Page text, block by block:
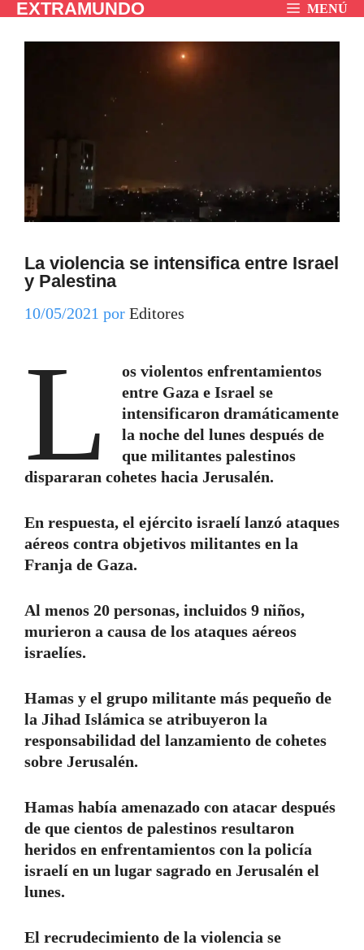
SaltarEXTRAMUNDO MENÚ
La violencia se intensifica entre Israel
y Palestina
10/05/2021 por Editores
L
os violentos enfrentamientos
entre Gaza e Israel se
intensificaron dramáticamente
la noche del lunes después de
que militantes palestinos
dispararan cohetes hacia Jerusalén.
En respuesta, el ejército israelí lanzó ataques
aéreos contra objetivos militantes en la
Franja de Gaza.
Al menos 20 personas, incluidos 9 niños,
murieron a causa de los ataques aéreos
israelíes.
Hamas y el grupo militante más pequeño de
la Jihad Islámica se atribuyeron la
responsabilidad del lanzamiento de cohetes
sobre Jerusalén.
Hamas había amenazado con atacar después
de que cientos de palestinos resultaron
heridos en enfrentamientos con la policía
israelí en un lugar sagrado en Jerusalén el
lunes.
El recrudecimiento de la violencia se